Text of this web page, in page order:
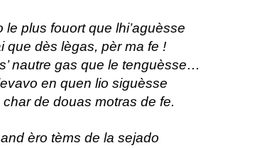
le plus fouort que lhi’aguèsse
que dès lègas, pèr ma fe !
nautre gas que le tenguèsse…
en quen lio siguèsse
char de douas motras de fe.
èro tèms de la sejado